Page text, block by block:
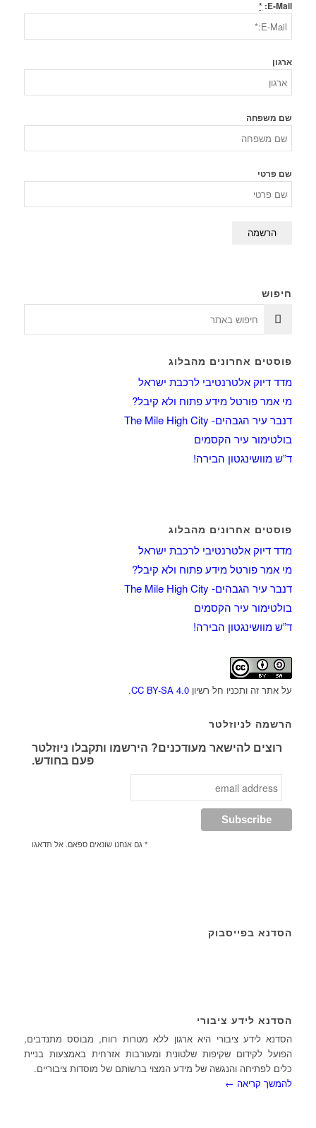
E-Mail:
*
ארגון
שם משפחה
שם פרטי
חיפוש
פוסטים אחרונים מהבלוג
מדד דיוק אלטרנטיבי לרכבת ישראל
מי אמר פורטל מידע פתוח ולא קיבל?
דנבר עיר הגבהים- The Mile High City
בולטימור עיר הקסמים
ד”ש מוושינגטון הבירה!
פוסטים אחרונים מהבלוג
מדד דיוק אלטרנטיבי לרכבת ישראל
מי אמר פורטל מידע פתוח ולא קיבל?
דנבר עיר הגבהים- The Mile High City
בולטימור עיר הקסמים
ד”ש מוושינגטון הבירה!
על אתר זה ותכניו חל רשיון CC BY-SA 4.0
.
הרשמה לניוזלטר
רוצים להישאר מעודכנים? הירשמו ותקבלו ניוזלטר
פעם בחודש.
* גם אנחנו שונאים ספאם. אל תדאגו
הסדנא בפייסבוק
הסדנא לידע ציבורי
הסדנא לידע ציבורי היא ארגון ללא מטרות רווח, מבוסס מתנדבים,
הפועל לקידום שקיפות שלטונית ומעורבות אזרחית באמצעות בניית
כלים לפתיחה והנגשה של מידע המצוי ברשותם של מוסדות ציבוריים.
להמשך קריאה ←